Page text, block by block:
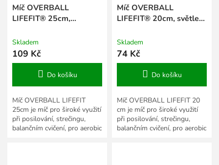
Míč OVERBALL
LIFEFIT® 25cm,
Skladem
109 Kč
Do košíku
Míč OVERBALL LIFEFIT
25cm je míč pro široké využití
při posilování, strečingu,
balančním cvičení, pro aerobic
Míč OVERBALL
LIFEFIT® 20cm, světle
Skladem
74 Kč
Do košíku
Míč OVERBALL LIFEFIT 20
cm je míč pro široké využití
při posilování, strečingu,
balančním cvičení, pro aerobic